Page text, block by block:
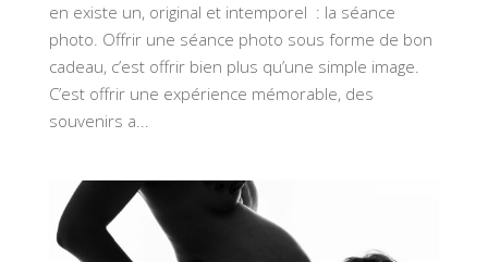
en existe un, original et intemporel : la séance
photo. Offrir une séance photo sous forme de bon
cadeau, c’est offrir bien plus qu’une simple image.
C’est offrir une expérience mémorable, des
souvenirs a...